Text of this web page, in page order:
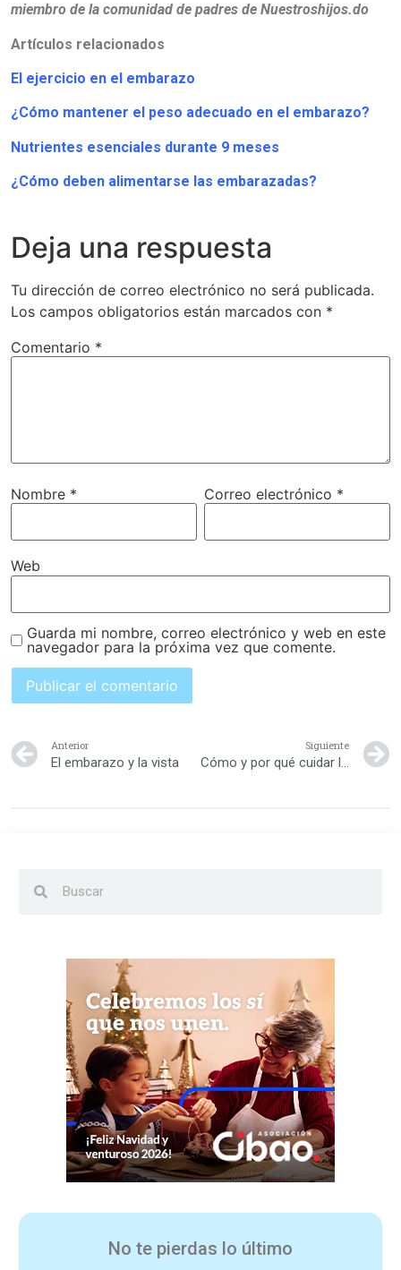
miembro de la comunidad de padres de Nuestroshijos.do
Artículos relacionados
El ejercicio en el embarazo
¿Cómo mantener el peso adecuado en el embarazo?
Nutrientes esenciales durante 9 meses
¿Cómo deben alimentarse las embarazadas?
Deja una respuesta
Tu dirección de correo electrónico no será publicada.
Los campos obligatorios están marcados con *
Comentario *
Nombre * Correo electrónico *
Web
Guarda mi nombre, correo electrónico y web en este
navegador para la próxima vez que comente.
Anterior
El embarazo y la vista
Siguiente
Cómo y por qué cuidar la vista durante el embarazo
No te pierdas lo último